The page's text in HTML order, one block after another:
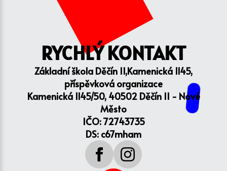
RYCHLÝ KONTAKT
Základní škola Děčín II,Kamenická 1145,
příspěvková organizace
Kamenická 1145/50, 40502 Děčín II - Nové
Město
IČO: 72743735
DS: c67mham